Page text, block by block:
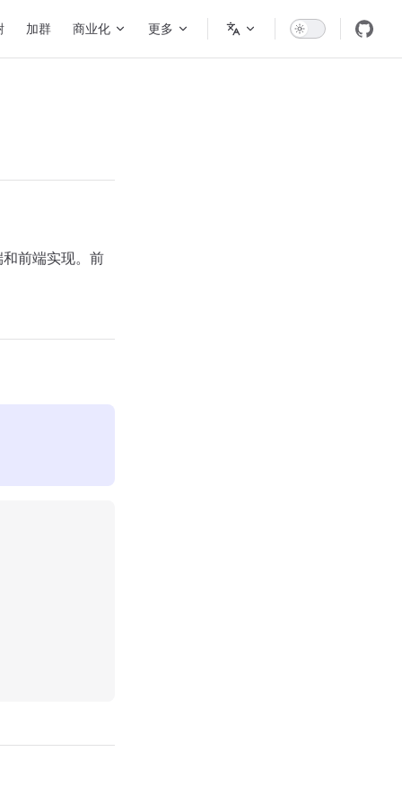
加群 商业化 更多
前端实现。前